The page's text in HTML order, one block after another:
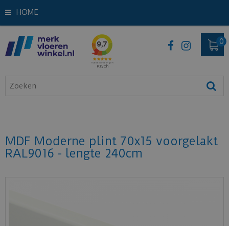
HOME
MDF Moderne plint 70x15 voorgelakt
RAL9016 - lengte 240cm